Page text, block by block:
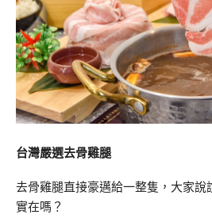
台灣嚴選去骨雞腿
去骨雞腿直接豪邁給一整隻，大家
實在嗎？